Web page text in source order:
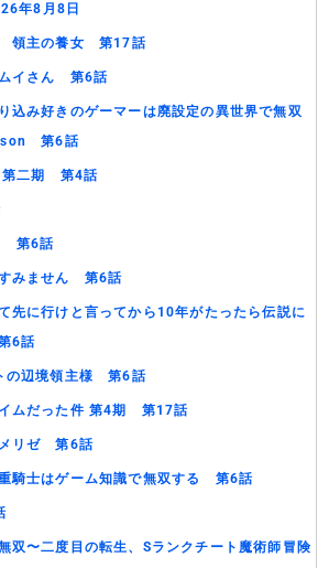
年8月8日
領主の養女 第17話
イさん 第6話
込み好きのゲーマーは廃設定の異世界で無双
第6話
第二期 第4話
第6話
みません 第6話
先に行けと言ってから10年がたったら伝説に
6話
の辺境領主様 第6話
ムだった件 第4期 第17話
リゼ 第6話
騎士はゲーム知識で無双する 第6話
双〜二度目の転生、Sランクチート魔術師冒険